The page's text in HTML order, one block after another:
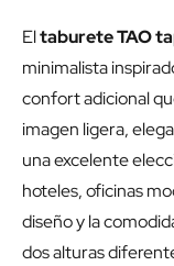
Eltaburete TAO
minimalista
confort adicional
imagen ligera,
una excelente
hoteles, oficinas
diseño y la
dos alturas